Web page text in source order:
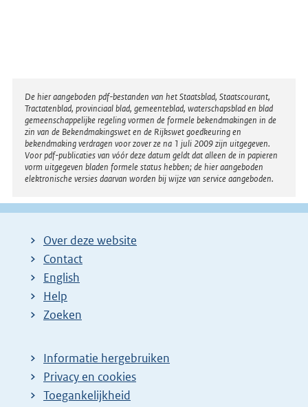
Disclaimer
De hier aangeboden pdf-bestanden van het Staatsblad, Staatscourant,
Tractatenblad, provinciaal blad, gemeenteblad, waterschapsblad en blad
gemeenschappelijke regeling vormen de formele bekendmakingen in de
zin van de Bekendmakingswet en de Rijkswet goedkeuring en
bekendmaking verdragen voor zover ze na 1 juli 2009 zijn uitgegeven.
Voor pdf-publicaties van vóór deze datum geldt dat alleen de in papieren
vorm uitgegeven bladen formele status hebben; de hier aangeboden
elektronische versies daarvan worden bij wijze van service aangeboden.
Over deze website
Contact
English
Help
Zoeken
Informatie hergebruiken
Privacy en cookies
Toegankelijkheid